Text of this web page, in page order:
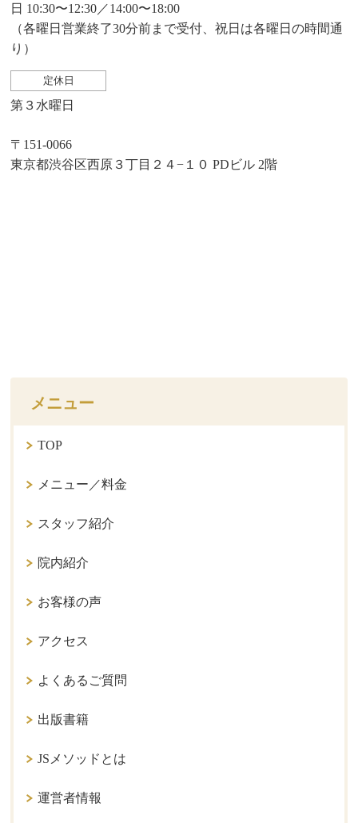
日 10:30〜12:30／14:00〜18:00
（各曜日営業終了30分前まで受付、祝日は各曜日の時間通
り）
定休日
第３水曜日
〒151-0066
東京都渋谷区西原３丁目２４−１０ PDビル 2階
メニュー
TOP
メニュー／料金
スタッフ紹介
院内紹介
お客様の声
アクセス
よくあるご質問
出版書籍
JSメソッドとは
運営者情報